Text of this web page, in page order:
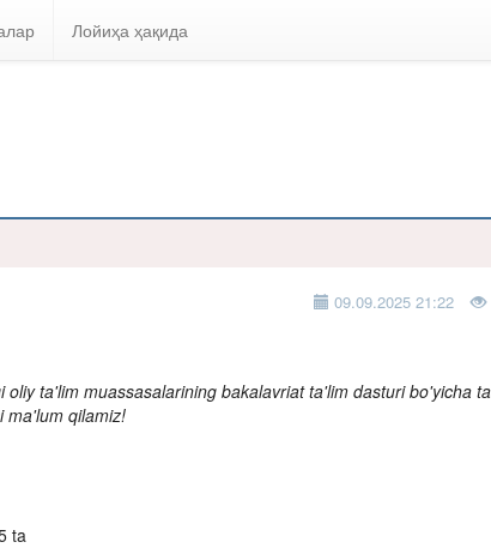
Лойиҳа ҳақида
09.09.2025 21:22
ta'lim muassasalarining bakalavriat ta'lim dasturi bo'yicha
ma'lum qilamiz!
ta